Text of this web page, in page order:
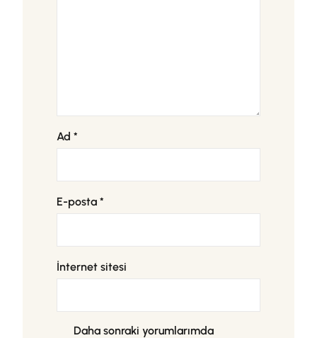
Ad *
E-posta *
İnternet sitesi
Daha sonraki yorumlarımda